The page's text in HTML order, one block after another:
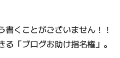
くことがございません！！
「ブログお助け指名権」。